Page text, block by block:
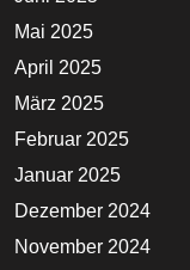
Mai 2025
April 2025
März 2025
Februar 2025
Januar 2025
Dezember 2024
November 2024